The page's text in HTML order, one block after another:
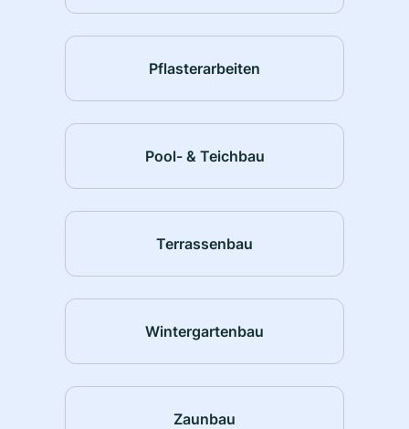
Pflasterarbeiten
Pool- & Teichbau
Terrassenbau
Wintergartenbau
Zaunbau